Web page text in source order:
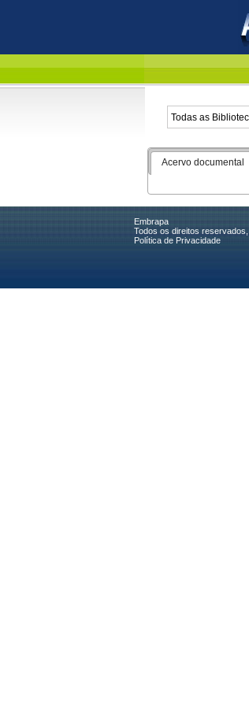
Acervo documental
Embrapa
Todos os direitos
Política de Privacidade